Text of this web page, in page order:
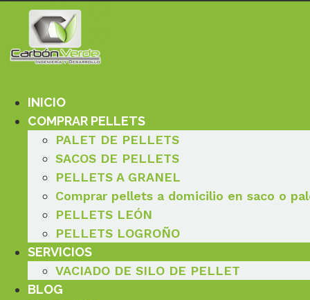
contenido
INICIO
COMPRAR PELLETS
PALET DE PELLETS
SACOS DE PELLETS
PELLETS A GRANEL
Comprar pellets a domicilio en saco o
PELLETS LEÓN
PELLETS LOGROÑO
SERVICIOS
VACIADO DE SILO DE PELLET
BLOG